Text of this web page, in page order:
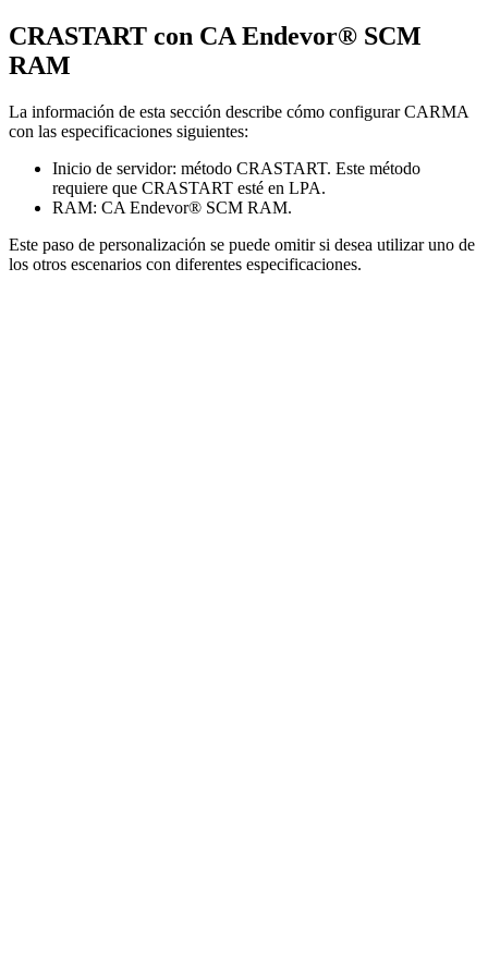
CRASTART con CA Endevor® SCM
RAM
La información de esta sección describe cómo configurar CARMA
con las especificaciones siguientes:
Inicio de servidor: método CRASTART. Este método
requiere que CRASTART esté en LPA.
RAM: CA Endevor® SCM RAM.
Este paso de personalización se puede omitir si desea utilizar uno de
los otros escenarios con diferentes especificaciones.